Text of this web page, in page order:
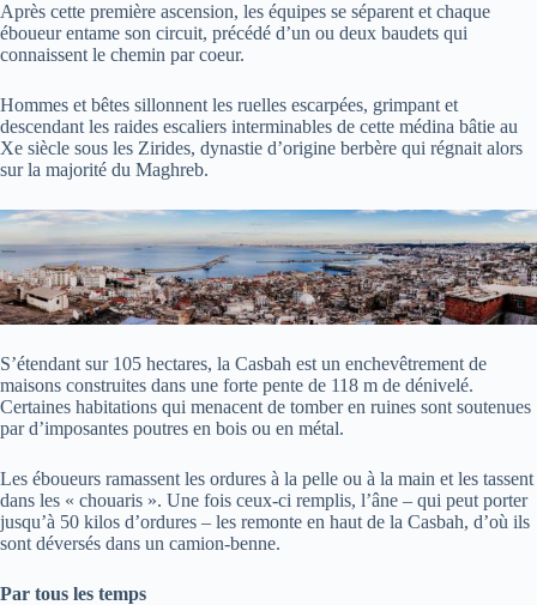
Après cette première ascension, les équipes se séparent et chaque
éboueur entame son circuit, précédé d’un ou deux baudets qui
connaissent le chemin par coeur.
Hommes et bêtes sillonnent les ruelles escarpées, grimpant et
descendant les raides escaliers interminables de cette médina bâtie au
Xe siècle sous les Zirides, dynastie d’origine berbère qui régnait alors
sur la majorité du Maghreb.
S’étendant sur 105 hectares, la Casbah est un enchevêtrement de
maisons construites dans une forte pente de 118 m de dénivelé.
Certaines habitations qui menacent de tomber en ruines sont soutenues
par d’imposantes poutres en bois ou en métal.
Les éboueurs ramassent les ordures à la pelle ou à la main et les tassent
dans les « chouaris ». Une fois ceux-ci remplis, l’âne – qui peut porter
jusqu’à 50 kilos d’ordures – les remonte en haut de la Casbah, d’où ils
sont déversés dans un camion-benne.
Par tous les temps